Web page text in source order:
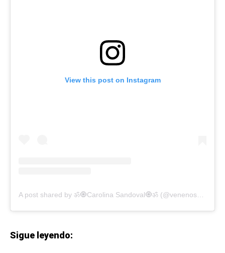
View this post on Instagram
Sigue leyendo: